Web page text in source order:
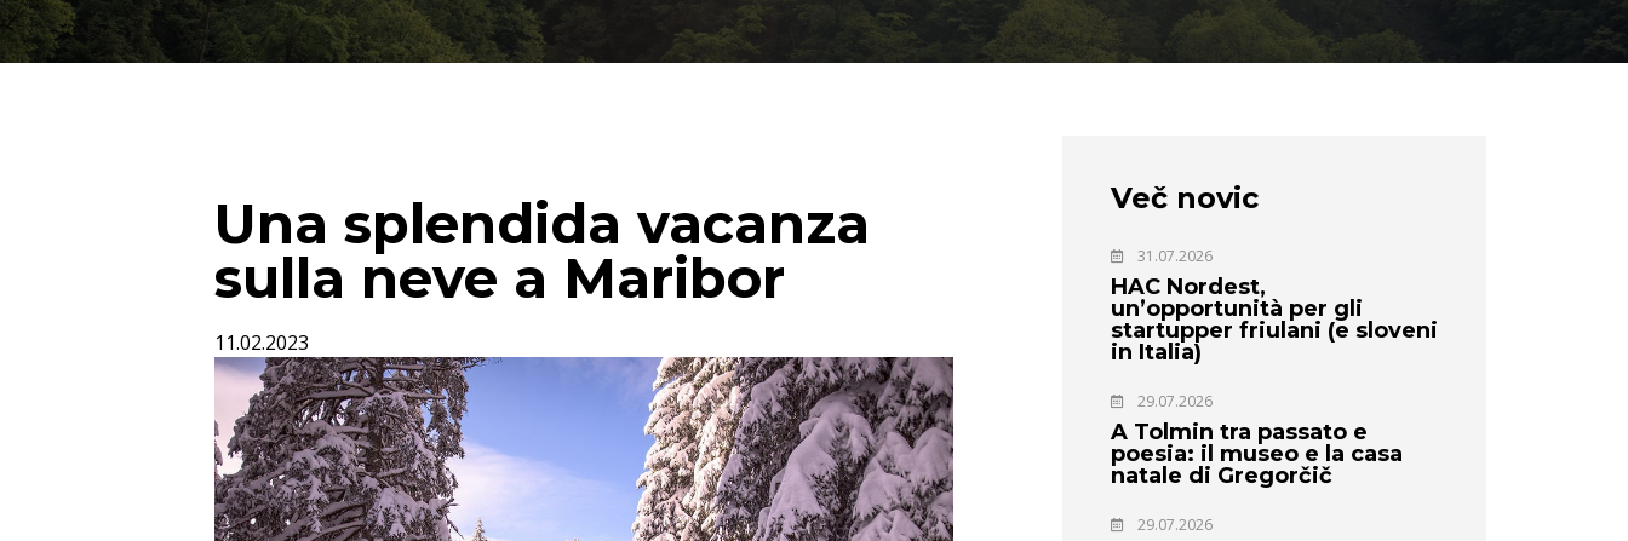
Una splendida vacanza
sulla neve a Maribor
11.02.2023
Več novic
31.07.2026
HAC Nordest,
un’opportunità per gli
startupper friulani (e sloveni
in Italia)
29.07.2026
A Tolmin tra passato e
poesia: il museo e la casa
natale di Gregorčič
29.07.2026